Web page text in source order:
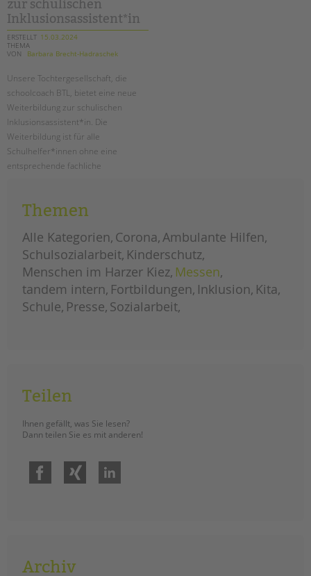
NEWS/BLOG
unkuerzbar
PRESSE
Magazin
KONTAKT
Impressum
Hinweisgebersystem
zur schulischen
Inklusionsassistent*in
ERSTELLT 15.03.2024
THEMA
VON
Barbara Brecht-Hadraschek
Unsere Tochtergesellschaft, die
schoolcoach BTL, bietet eine neue
Weiterbildung zur schulischen
Inklusionsassistent*in. Die
Weiterbildung ist für alle
Schulhelfer*innen ohne eine
entsprechende fachliche
weiterlesenneue
weiterbildung
schulischen
inklusionsassistent*in
Themen
Alle Kategorien Corona Ambulante Hilfen
Schulsozialarbeit Kinderschutz
Menschen im Harzer Kiez Messen
tandem intern Fortbildungen Inklusion Kita
Schule Presse Sozialarbeit
Teilen
Ihnen gefällt, was Sie lesen?
Dann teilen Sie es mit anderen!
Facebook
Archiv